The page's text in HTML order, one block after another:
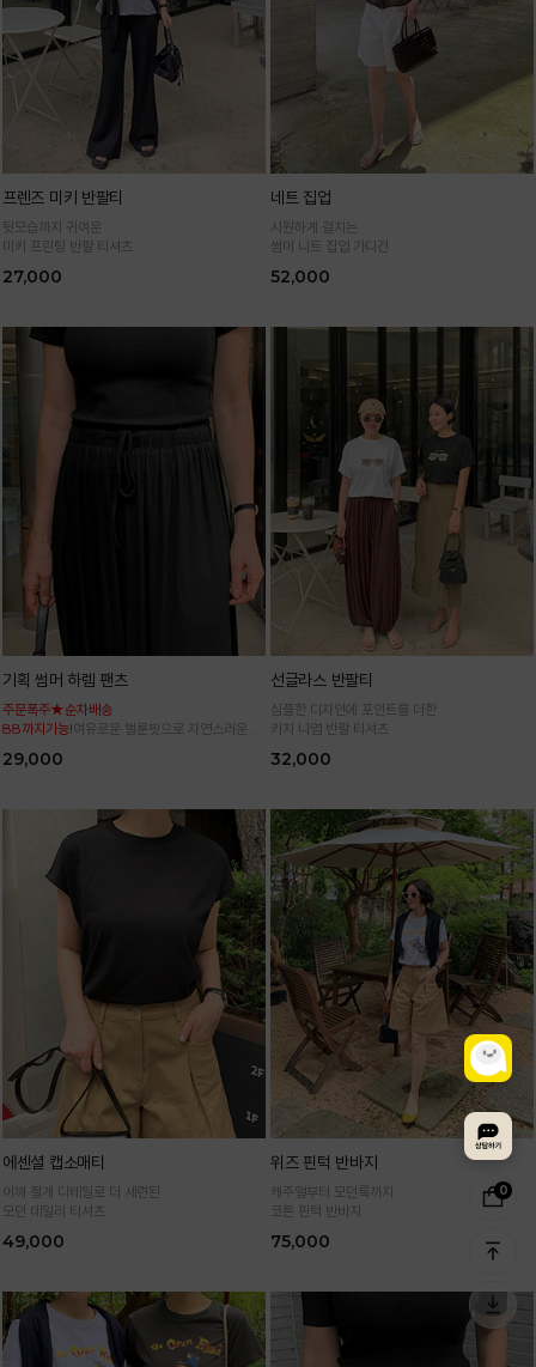
0
프렌즈 미키 반팔티
뒷모습까지 귀여운
미키 프린팅 반팔 티셔츠
27,000
네트 집업
시원하게 걸치는
썸머 니트 집업 가디건
52,000
기획 썸머 하렘 팬츠
주문폭주★순차배송
88까지가능!여유로운 벌룬핏으로 자연스러운 체
29,000
선글라스 반팔티
심플한 디자인에 포인트를 더한
키치 나염 반팔 티셔츠
32,000
에센셜 캡소매티
어깨 절개 디테일로 더 세련된
모던 데일리 티셔츠
49,000
위즈 핀턱 반바지
캐주얼부터 모던룩까지
코튼 핀턱 반바지
75,000